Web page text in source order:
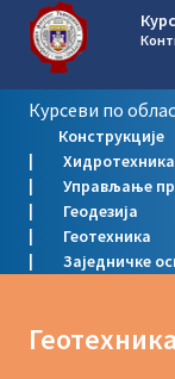
Курсеви по
Конструкције
Управљање
Геодезија
Геотехника
Заједничке
Геотехника